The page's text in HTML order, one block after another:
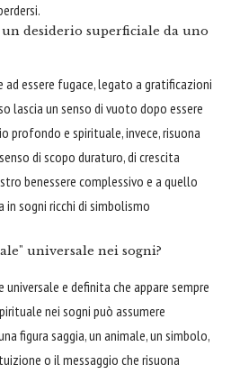
desiderio superficiale da uno
ad essere fugace, legato a gratificazioni
lascia un senso di vuoto dopo essere
profondo e spirituale, invece, risuona
di scopo duraturo, di crescita
benessere complessivo e a quello
sogni ricchi di simbolismo
universale nei sogni?
e definita che appare sempre
nei sogni può assumere
figura saggia, un animale, un simbolo,
o il messaggio che risuona